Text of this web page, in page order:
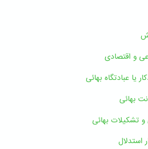
و اقتصادی
یا عبادتگاه بهائی
بهائی
و تشکیلات بهائی
استدلال